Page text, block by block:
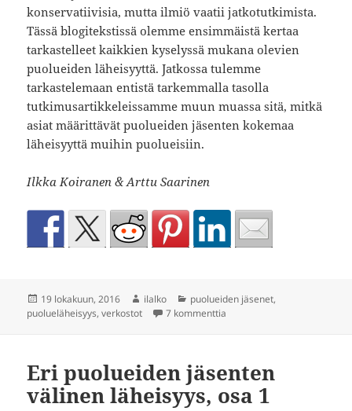
konservatiivisia, mutta ilmiö vaatii jatkotutkimista.
Tässä blogitekstissä olemme ensimmäistä kertaa
tarkastelleet kaikkien kyselyssä mukana olevien
puolueiden läheisyyttä. Jatkossa tulemme
tarkastelemaan entistä tarkemmalla tasolla
tutkimusartikkeleissamme muun muassa sitä, mitkä
asiat määrittävät puolueiden jäsenten kokemaa
läheisyyttä muihin puolueisiin.
Ilkka Koiranen & Arttu Saarinen
Julkaistu
19 lokakuun, 2016 Kirjoittaja
ilalko Kategoriat
puolueiden jäsenet,
puolueläheisyys,verkostot 7 kommenttia
Eri puolueiden jäsenten
välinen läheisyys, osa 1